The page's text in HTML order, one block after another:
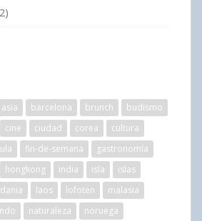
asia barcelona brunch
budismo
cine ciudad corea
cultura
fin-de-semana
gastronomía
hongkong india isla
islas
laos lofoten
malasia
naturaleza
noruega